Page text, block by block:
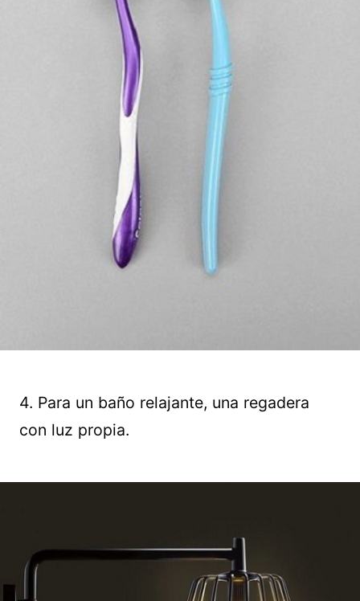
4. Para un baño relajante, una regadera
con luz propia.